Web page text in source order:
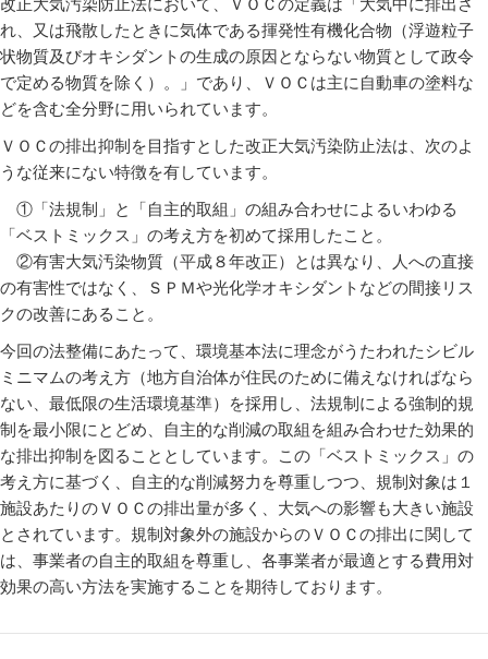
改正大気汚染防止法において、ＶＯＣの定義は「大気中に排出さ
れ、又は飛散したときに気体である揮発性有機化合物（浮遊粒子
状物質及びオキシダントの生成の原因とならない物質として政令
で定める物質を除く）。」であり、ＶＯＣは主に自動車の塗料な
どを含む全分野に用いられています。
ＶＯＣの排出抑制を目指すとした改正大気汚染防止法は、次のよ
うな従来にない特徴を有しています。
①「法規制」と「自主的取組」の組み合わせによるいわゆる
「ベストミックス」の考え方を初めて採用したこと。
②有害大気汚染物質（平成８年改正）とは異なり、人への直接
の有害性ではなく、ＳＰＭや光化学オキシダントなどの間接リス
クの改善にあること。
今回の法整備にあたって、環境基本法に理念がうたわれたシビル
ミニマムの考え方（地方自治体が住民のために備えなければなら
ない、最低限の生活環境基準）を採用し、法規制による強制的規
制を最小限にとどめ、自主的な削減の取組を組み合わせた効果的
な排出抑制を図ることとしています。この「ベストミックス」の
考え方に基づく、自主的な削減努力を尊重しつつ、規制対象は１
施設あたりのＶＯＣの排出量が多く、大気への影響も大きい施設
とされています。規制対象外の施設からのＶＯＣの排出に関して
は、事業者の自主的取組を尊重し、各事業者が最適とする費用対
効果の高い方法を実施することを期待しております。